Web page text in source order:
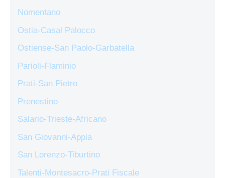
Nomentano
Ostia-Casal Palocco
Ostiense-San Paolo-Garbatella
Parioli-Flaminio
Prati-San Pietro
Prenestino
Salario-Trieste-Africano
San Giovanni-Appia
San Lorenzo-Tiburtino
Talenti-Montesacro-Prati Fiscale